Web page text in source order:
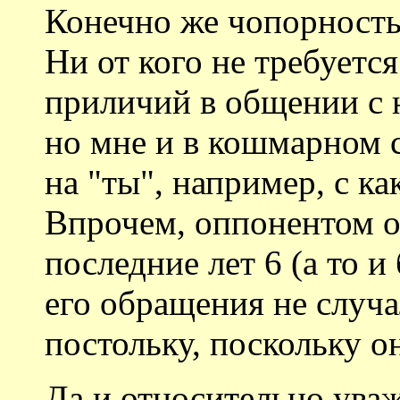
Конечно же
Ни от кого не
приличий в общении с
но мне и в кошмарном
на "ты", например, с
Впрочем, оппонентом
последние лет 6 (а то и
его обращения не
постольку, поскольку